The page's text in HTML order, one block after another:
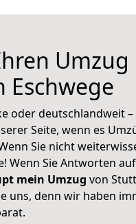
Umzug
oder deutschlandweit
Seite, wenn es
Sie nicht
Wenn Sie Antworten
mein Umzug von
uns, denn wir haben